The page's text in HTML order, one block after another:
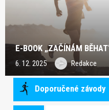
E-BOOK „ZAČÍNÁM
6. 12. 2025 Redakce
Doporučené závody